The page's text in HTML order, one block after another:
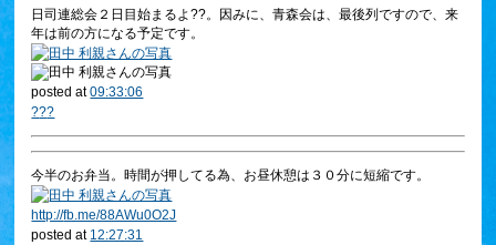
日司連総会２日目始まるよ??。因みに、青森会は、最後列ですので、来
年は前の方になる予定です。
posted at09:33:06
???
今半のお弁当。時間が押してる為、お昼休憩は３０分に短縮です。
http://fb.me/88AWu0O2J
posted at 12:27:31